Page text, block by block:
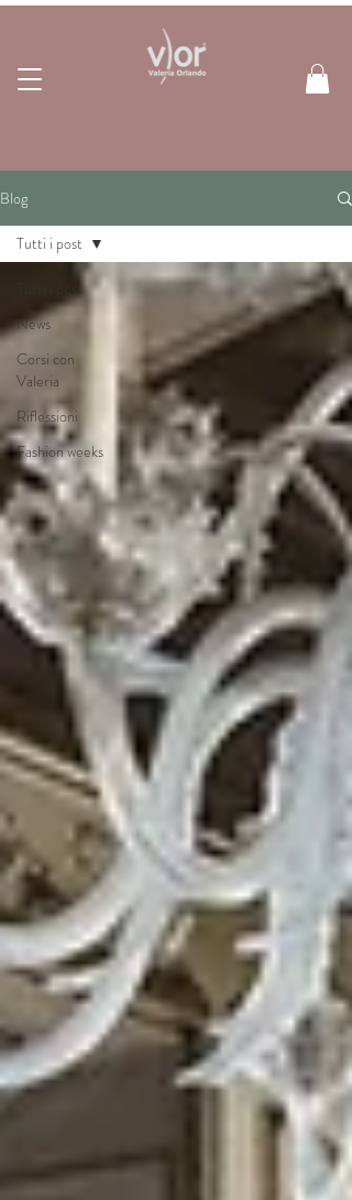
Blog
Tutti i post
News
Corsi con
Valeria
Riflessioni
Fashion weeks
Tutti i post